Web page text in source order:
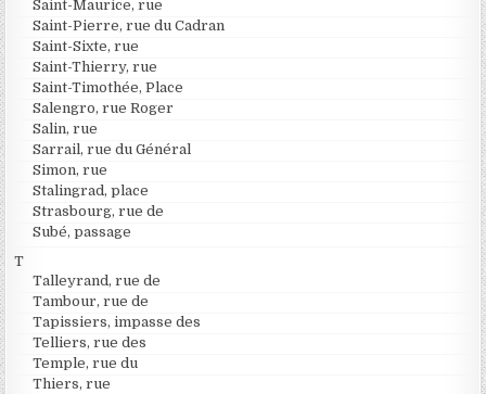
Saint-Maurice, rue
Saint-Pierre, rue du Cadran
Saint-Sixte, rue
Saint-Thierry, rue
Saint-Timothée, Place
Salengro, rue Roger
Salin, rue
Sarrail, rue du Général
Simon, rue
Stalingrad, place
Strasbourg, rue de
Subé, passage
T
Talleyrand, rue de
Tambour, rue de
Tapissiers, impasse des
Telliers, rue des
Temple, rue du
Thiers, rue